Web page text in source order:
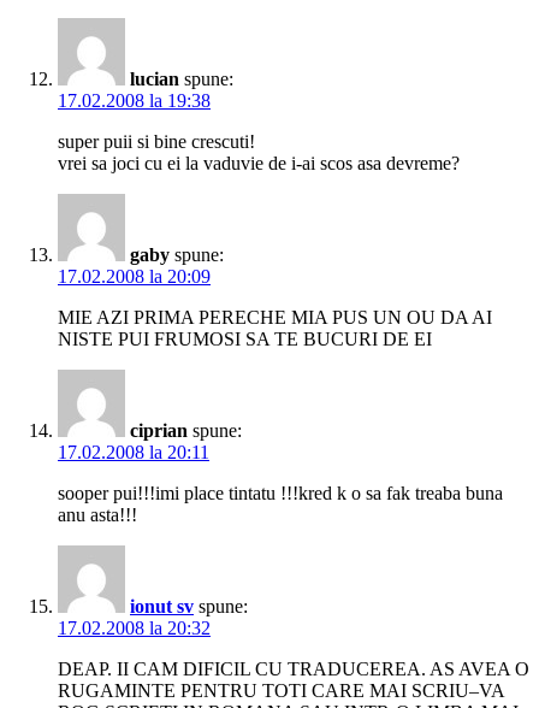
lucian spune:
17.02.2008 la 19:38
super puii si bine crescuti!
vrei sa joci cu ei la vaduvie de i-ai scos asa devreme?
gaby spune:
17.02.2008 la 20:09
MIE AZI PRIMA PERECHE MIA PUS UN OU DA AI
NISTE PUI FRUMOSI SA TE BUCURI DE EI
ciprian spune:
17.02.2008 la 20:11
sooper pui!!!imi place tintatu !!!kred k o sa fak treaba buna
anu asta!!!
ionut sv spune:
17.02.2008 la 20:32
DEAP. II CAM DIFICIL CU TRADUCEREA. AS AVEA O
RUGAMINTE PENTRU TOTI CARE MAI SCRIU–VA